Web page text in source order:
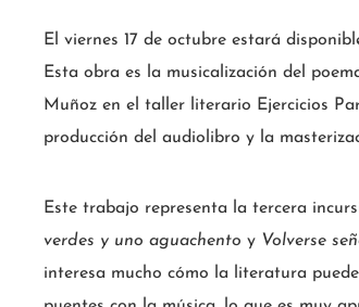
El viernes 17 de octubre estará
Esta obra es la musicalización del
Muñoz en el taller literario Ejercicios
producción del audiolibro y la
Este trabajo representa la tercera
verdes y uno aguachentoy Volverse
interesa mucho cómo la literatura